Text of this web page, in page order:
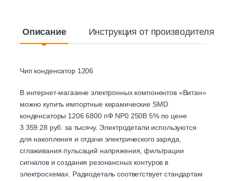
Описание Инструкция от производителя
Чип конденсатор 1206
В интернет-магазине электронных компонентов «Витан»
можно купить импортные керамические SMD
конденсаторы 1206 6800 пФ NP0 250В 5% по цене
3 359.28 руб. за тысячу. Электродетали используются
для накопления и отдачи электрического заряда,
сглаживания пульсаций напряжения, фильтрации
сигналов и создания резонансных контуров в
электросхемах. Радиодеталь соответствует стандартам